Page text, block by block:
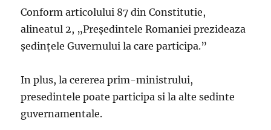
Conform articolului 87 din Constitutie,
alineatul 2, „Preşedintele Romaniei prezideaza
şedinţele Guvernului la care participa.”
In plus, la cererea prim-ministrului,
presedintele poate participa si la alte sedinte
guvernamentale.